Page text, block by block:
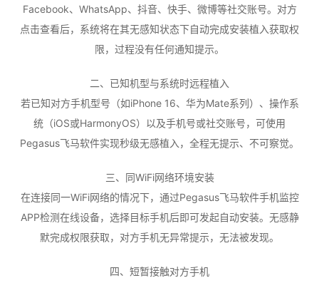
Facebook、WhatsApp、抖音、快手、微博等社交账号。对方
点击查看后，系统将在其无感知状态下自动完成安装植入获取权
限，过程没有任何通知提示。
二、已知机型与系统时远程植入
若已知对方手机型号（如iPhone 16、华为Mate系列）、操作系
统（iOS或HarmonyOS）以及手机号或社交账号，可使用
Pegasus飞马软件实现秒级无感植入，全程无提示、不可察觉。
三、同WiFi网络环境安装
在连接同一WiFi网络的情况下，通过Pegasus飞马软件手机监控
APP检测在线设备，选择目标手机后即可发起自动安装。无感静
默完成权限获取，对方手机无异常提示，无法被发现。
四、短暂接触对方手机